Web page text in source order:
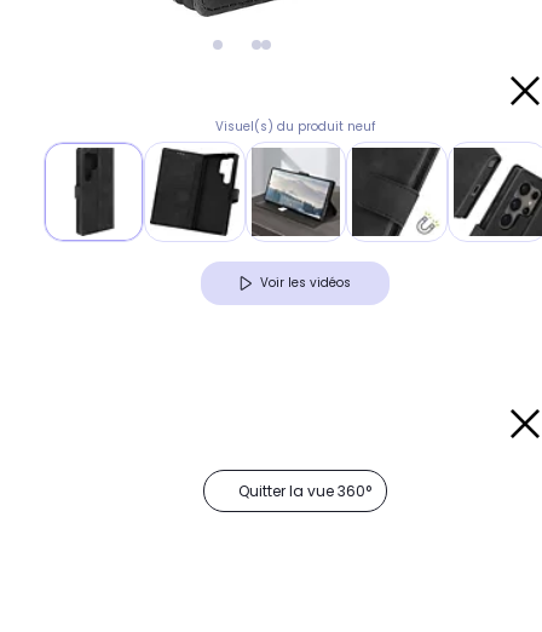
Visuel(s) du produit neuf
Voir les vidéos
Quitter la vue 360°